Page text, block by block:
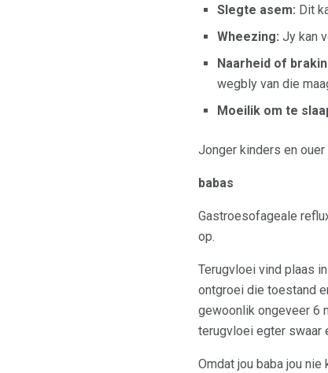
Slegte asem: Dit
Wheezing: Jy kan
Naarheid of
wegbly van die
Moeilik om te
Jonger kinders en
babas
Gastroesofageale
op.
Terugvloei vind plaas
ontgroei die toestand
gewoonlik ongeveer 6
terugvloei egter swaar
Omdat jou baba jou